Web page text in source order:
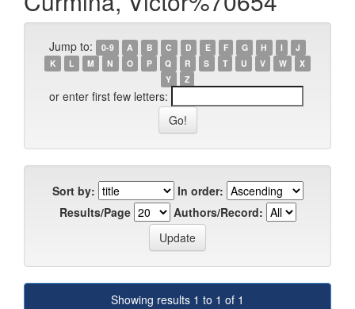
Jump to: 0-9 A B C D E F G H I
J
K
L M N O P Q R S T U V W
X
Y
Z
or enter first few letters:
Sort by:
In order:
Results/Page
Authors/Record:
Showing results 1 to 1 of 1